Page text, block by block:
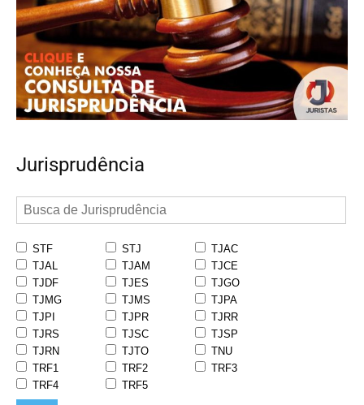
Jurisprudência
STF STJ
TJAC
TJAL
TJAM
TJCE
TJDF
TJES
TJGO
TJMG
TJMS
TJPA
TJPI
TJPR
TJRR
TJRS
TJSC
TJSP
TJRN
TJTO
TNU
TRF1
TRF2
TRF3
TRF4
TRF5